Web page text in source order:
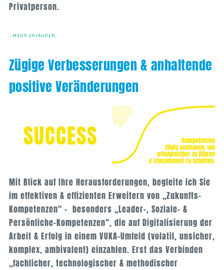
Privatperson.
…MEHR ERFAHREN
Zügige Verbesserungen & anhaltende
positive Veränderungen
SUCCESS
Mit Blick auf Ihre Herausforderungen, begleite ich Sie
im effektiven & effizienten Erweitern von „Zukunfts-
Kompetenzen“ – besonders „Leader-, Soziale- &
Persönliche-Kompetenzen“, die auf Digitalisierung der
Arbeit & Erfolg in einem VUKA-Umfeld (volatil, unsicher,
komplex, ambivalent) einzahlen. Erst das Verbinden
„fachlicher, technologischer & methodischer